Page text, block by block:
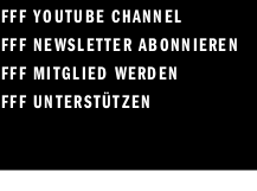
FFF YOUTUBE CHANNEL
FFF NEWSLETTER ABONNIEREN
FFF MITGLIED WERDEN
FFF UNTERSTÜTZEN